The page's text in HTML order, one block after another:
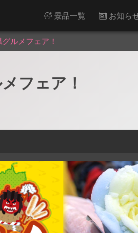
景品一覧 お知ら
ルメフェア！
フェア！